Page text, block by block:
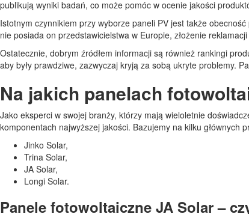
publikują wyniki badań, co może pomóc w ocenie jakości
Istotnym czynnikiem przy wyborze paneli PV jest także
nie posiada on przedstawicielstwa w Europie, złożenie
Ostatecznie, dobrym źródłem informacji są również rankingi
aby były prawdziwe, zazwyczaj kryją za sobą ukryte problemy.
Na jakich panelach
Jako eksperci w swojej branży, którzy mają wieloletnie
komponentach najwyższej jakości. Bazujemy na kilku głównych
Jinko Solar,
Trina Solar,
JA Solar,
Longi Solar.
Panele fotowoltaiczne JA Solar –